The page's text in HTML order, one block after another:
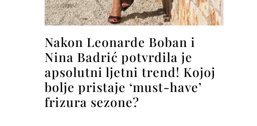
Nakon Leonarde Boban i
Nina Badrić potvrdila je
apsolutni ljetni trend! Kojoj
bolje pristaje ‘must-have’
frizura sezone?